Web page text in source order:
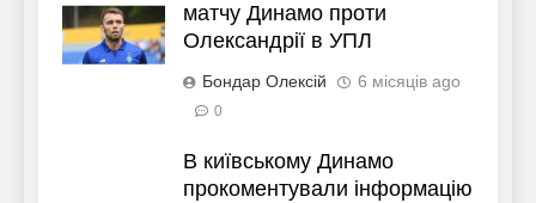
матчу Динамо проти
Олександрії в УПЛ
Бондар Олексій 6 місяців ago
0
В київському Динамо
прокоментували інформацію